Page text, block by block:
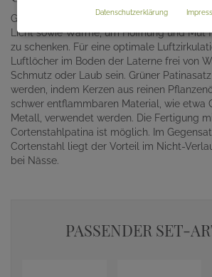
Grablichter sorgen für stimmungsvolle
Licht sowie Wärme, um Hoffnung und Mut
zu schenken. Für eine optimale
Luftlöcher im Boden der Laterne frei von
Schmutz oder Laub sein. Grüner
werden, indem Kerzen aus reinen
schwer entflammbaren Material, wie etwa
Metall, verwendet werden. Die Fertigung
Cortenstahlpatina ist möglich. Im
Cortenstahl liegt der Vorteil im Nicht-
bei Nässe.
PASSENDER SET-
Datenschutzerklärung